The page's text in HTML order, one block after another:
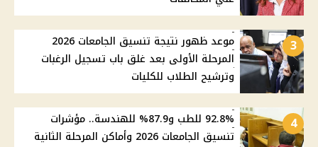
3
موعد ظهور نتيجة تنسيق الجامعات 2026
المرحلة الأولى بعد غلق باب تسجيل الرغبات
وترشيح الطلاب للكليات
4
92.8% للطب و87.9% للهندسة.. مؤشرات
تنسيق الجامعات 2026 وأماكن المرحلة الثانية